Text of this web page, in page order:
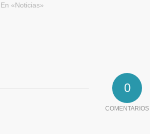
En «Noticias»
0
COMENTARIOS